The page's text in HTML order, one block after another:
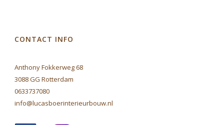
CONTACT INFO
Anthony Fokkerweg 68
3088 GG Rotterdam
0633737080
info@lucasboerinterieurbouw.nl